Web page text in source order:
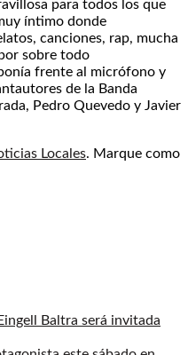
para todos los que
íntimo donde
canciones, rap, mucha
sobre todo
frente al micrófono y
de la Banda
Pedro Quevedo y Javier
Locales. Marque como
Baltra será invitada